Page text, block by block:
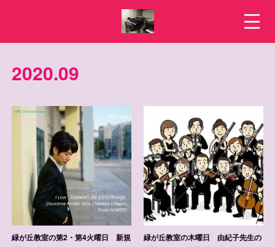
2020.09
緑が丘教室の第2・第4火曜日 新規
緑が丘教室の木曜日 由紀子先生の